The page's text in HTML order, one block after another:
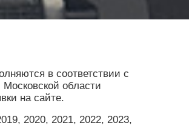
в соответствии с
области
на сайте.
2020, 2021, 2022, 2023,